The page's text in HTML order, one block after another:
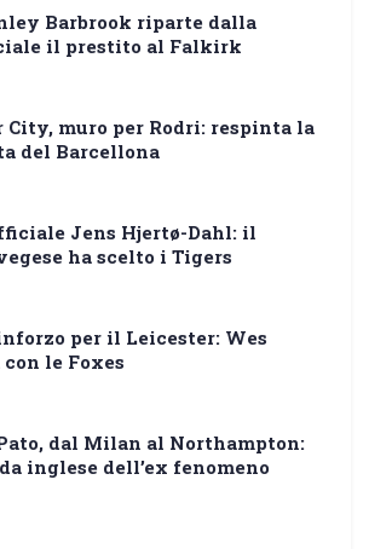
Barbrook riparte dalla
il prestito al Falkirk
City, muro per Rodri: respinta la
del Barcellona
Jens Hjertø-Dahl: il
ha scelto i Tigers
per il Leicester: Wes
le Foxes
dal Milan al Northampton:
inglese dell’ex fenomeno